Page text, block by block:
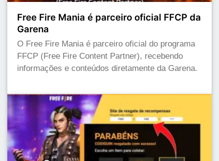
Free Fire Mania é parceiro oficial FFCP da
Garena
O Free Fire Mania é parceiro oficial do programa
FFCP (Free Fire Content Partner), recebendo
informações e conteúdos diretamente da Garena.